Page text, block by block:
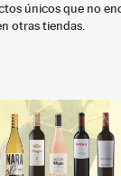
únicos que no
otras tiendas.